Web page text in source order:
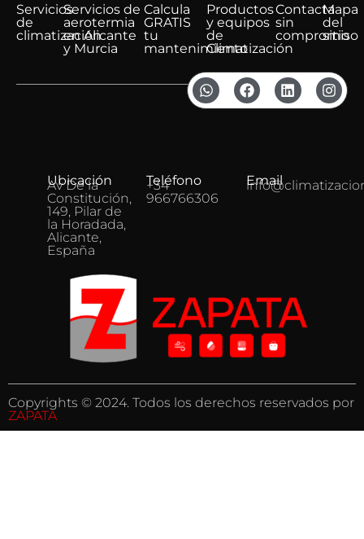
Servicios
de
climatización
Servicios de
aerotermia
en Alicante
y Murcia
Calcula
GRATIS
tu
mantenimiento
Productos
y equipos
de
Climatización
Contacta
sin
compromiso
Mapa
del
sitio
Ubicación
Av De la
Constitución,
149, Pilar de
la Horadada,
Alicante,
España
Teléfono
+34
966766306
Email
Copyrights © 2024. Todos los derechos reservados por
ZAPATA